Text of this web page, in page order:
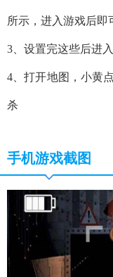
所示，进入游戏后即
3、设置完这些后进
4、打开地图，小黄
杀
手机游戏截图